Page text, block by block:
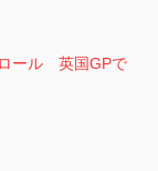
ール 英国GPで